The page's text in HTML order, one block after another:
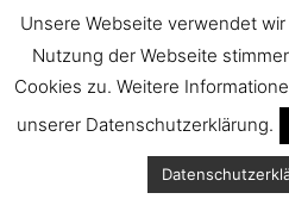
© 2026 CANTAMUS-
präsentiert
Unsere Webseite verwendet
Nutzung der Webseite
Cookies zu. Weitere
unserer Datenschutzerklärung.
Mitgliederbereich